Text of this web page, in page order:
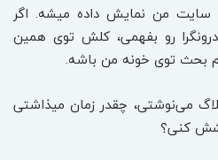
من نمایش داده میشه. اگر
درونگرا رو بفهمی، کلش توی همین
بحث توی خونه من باشه.
می‌نوشتی، چقدر زمان میذاشتی
کنی؟